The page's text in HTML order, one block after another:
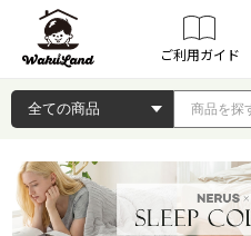
ご利用ガイド